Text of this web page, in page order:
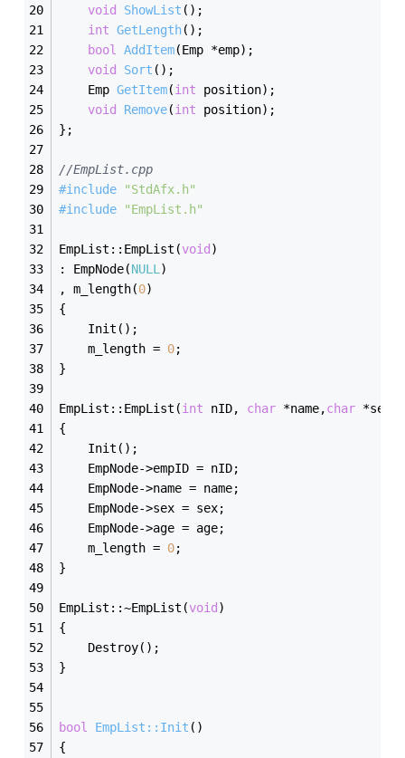
void
ShowList () ;
int GetLength() ;
bool
AddItem(Emp *emp) ;
void
Sort () ;
Emp GetItem(int position) ;
void
Remove(int position) ;
};
//EmpList.cpp
#include
"StdAfx.h"
#include "EmpList.h"
EmpList::EmpList(void )
: EmpNode(NULL )
, m_length(0)
{
	Init();
	m_length =
0;
}
EmpList::EmpList(int nID, char *name,char *sex,
{
	Init();
	EmpNode->empID = nID;
	EmpNode->name = name;
	EmpNode->sex = sex;
	EmpNode->age = age;
	m_length =
0;
}
EmpList::~EmpList(void )
{
	Destroy();
}
bool EmpList::Init ()
{